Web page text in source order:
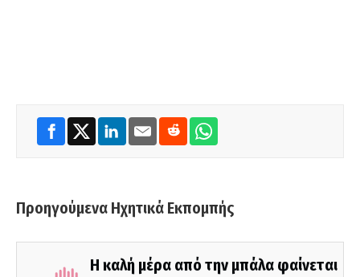
Προηγούμενα Ηχητικά Εκπομπής
Η καλή μέρα από την μπάλα φαίνεται